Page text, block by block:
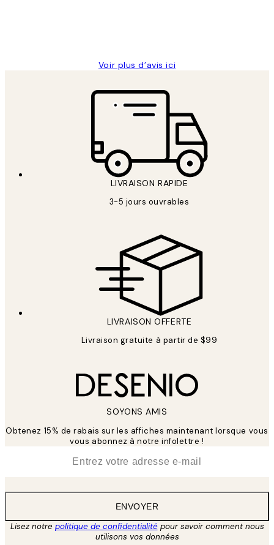
Voir plus d’avis ici
LIVRAISON RAPIDE
3-5 jours ouvrables
LIVRAISON OFFERTE
Livraison gratuite à partir de $99
SOYONS AMIS
Obtenez 15% de rabais sur les affiches maintenant lorsque vous
vous abonnez à notre infolettre !
ENVOYER
Lisez notre politique de confidentialitépour savoir comment nous
utilisons vos données